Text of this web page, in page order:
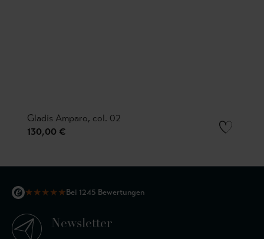
Gladis Amparo, col. 02
130,00 €
★★★★★Bei 1245 Bewertungen
Newsletter